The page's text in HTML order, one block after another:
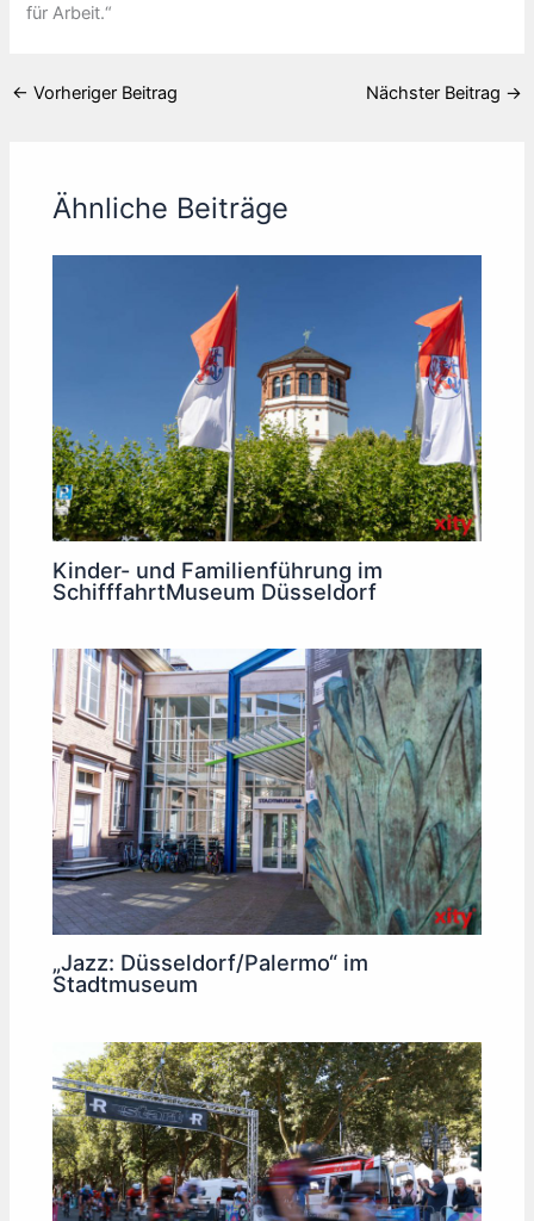
für Arbeit.“
← Vorheriger Beitrag Nächster Beitrag →
Ähnliche Beiträge
Kinder- und Familienführung im
SchifffahrtMuseum Düsseldorf
„Jazz: Düsseldorf/Palermo“ im
Stadtmuseum